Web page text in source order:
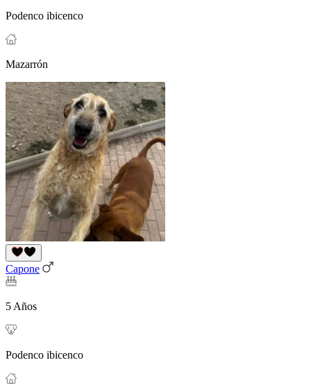
Podenco ibicenco
Mazarrón
Capone
5 Años
Podenco ibicenco